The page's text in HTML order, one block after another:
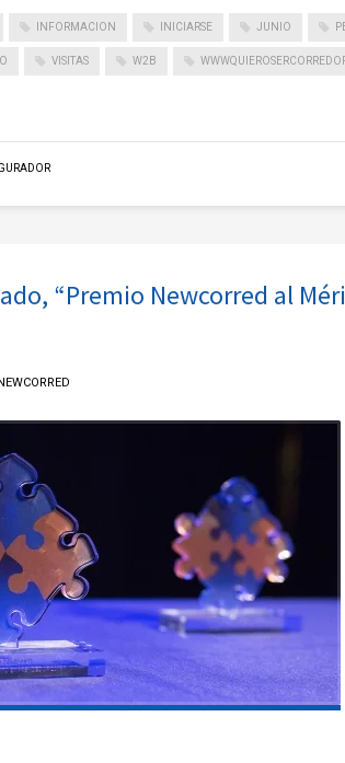
INFORMACION INICIARSE JUNIO
VISITAS W2B
“Premio Newcorred al
NEWCORRED